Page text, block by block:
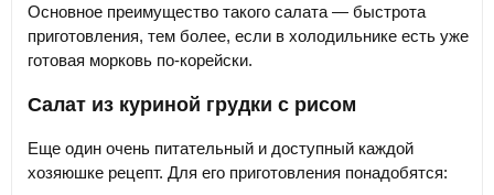
Основное преимущество такого салата — быстрота
приготовления, тем более, если в холодильнике есть уже
готовая морковь по-корейски.
Салат из куриной грудки с рисом
Еще один очень питательный и доступный каждой
хозяюшке рецепт. Для его приготовления понадобятся: